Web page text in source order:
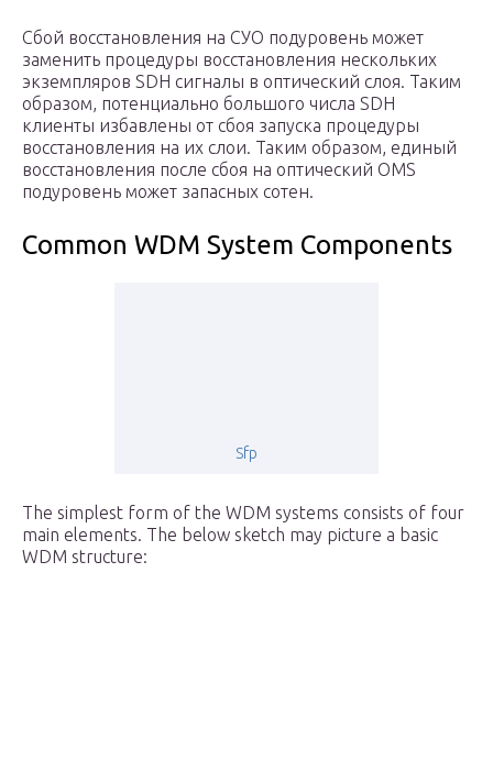
Сбой восстановления на СУО подуровень может
заменить процедуры восстановления нескольких
экземпляров SDH сигналы в оптический слоя. Таким
образом, потенциально большого числа SDH
клиенты избавлены от сбоя запуска процедуры
восстановления на их слои. Таким образом, единый
восстановления после сбоя на оптический OMS
подуровень может запасных сотен.
Common WDM System Components
Sfp
The simplest form of the WDM systems consists of four
main elements. The below sketch may picture a basic
WDM structure: